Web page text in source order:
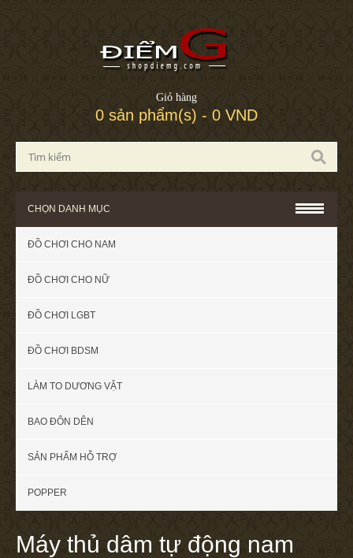
Giỏ hàng
0 sản phẩm(s) - 0 VND
CHỌN DANH MỤC
ĐỒ CHƠI CHO NAM
ĐỒ CHƠI CHO NỮ
ĐỒ CHƠI LGBT
ĐỒ CHƠI BDSM
LÀM TO DƯƠNG VẬT
BAO ĐÔN DÊN
SẢN PHẨM HỖ TRỢ
POPPER
Máy thủ dâm tự động nam